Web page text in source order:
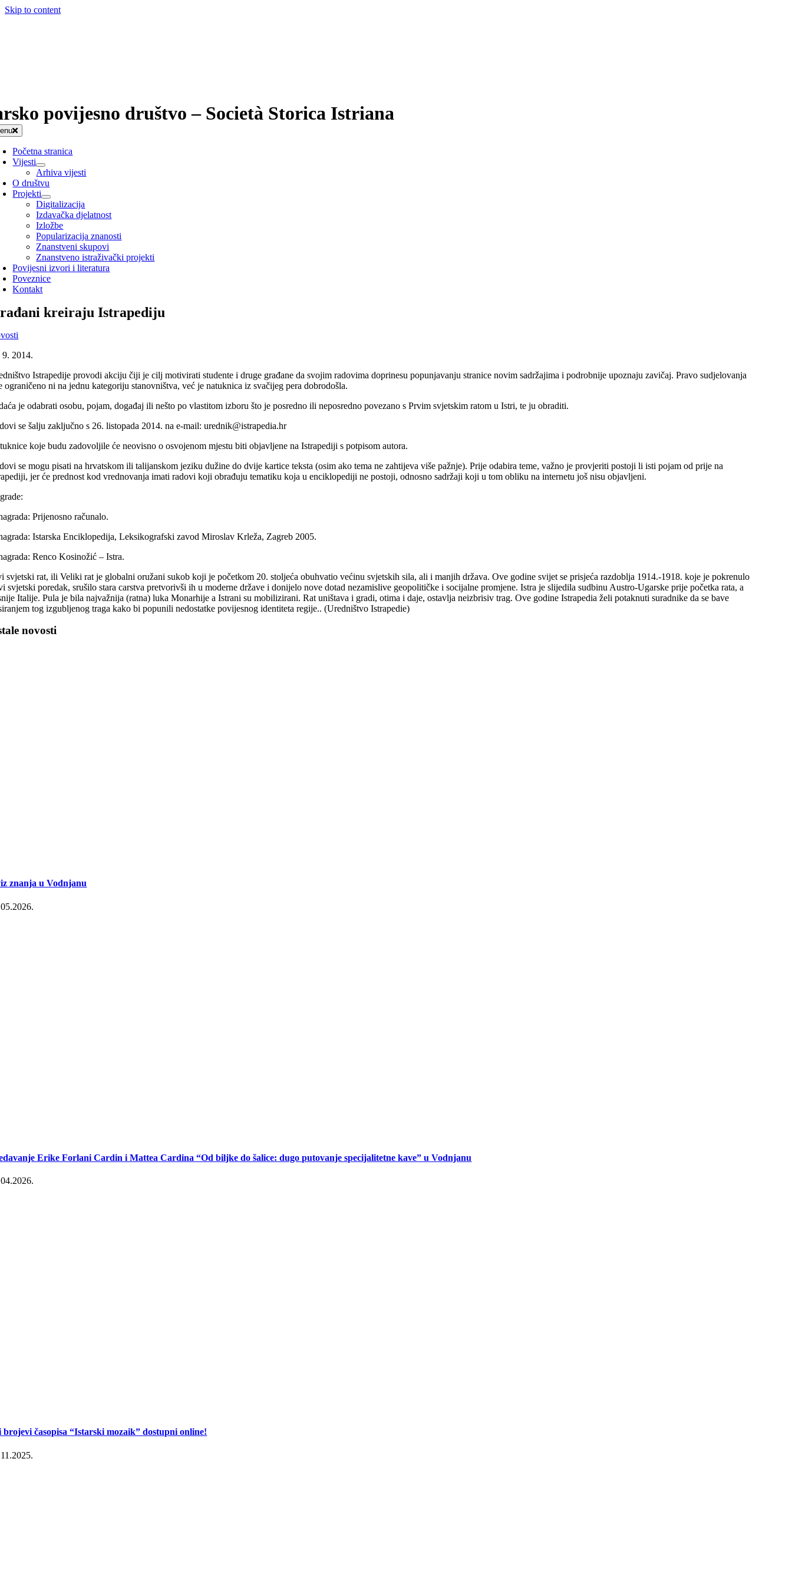
Skip to content
povijesno društvo – Società Storica Istriana
Početna stranica
Vijesti
Arhiva vijesti
O društvu
Projekti
Digitalizacija
Izdavačka djelatnost
Izložbe
Popularizacija znanosti
Znanstveni skupovi
Znanstveno istraživački projekti
Povijesni izvori i literatura
Poveznice
Kontakt
kreiraju Istrapediju
9. 2014.
Istrapedije provodi akciju čiji je cilj motivirati studente i druge građane da svojim radovima doprinesu popunjavanju stranice novim sadržajima i podrobnije upoznaju zavičaj. Pravo sudjelovanja
ograničeno ni na jednu kategoriju stanovništva, već je natuknica iz svačijeg pera dobrodošla.
je odabrati osobu, pojam, događaj ili nešto po vlastitom izboru što je posredno ili neposredno povezano s Prvim svjetskim ratom u Istri, te ju obraditi.
se šalju zaključno s 26. listopada 2014. na e-mail: urednik@istrapedia.hr
koje budu zadovoljile će neovisno o osvojenom mjestu biti objavljene na Istrapediji s potpisom autora.
se mogu pisati na hrvatskom ili talijanskom jeziku dužine do dvije kartice teksta (osim ako tema ne zahtijeva više pažnje). Prije odabira teme, važno je provjeriti postoji li isti pojam od prije na
jer će prednost kod vrednovanja imati radovi koji obrađuju tematiku koja u enciklopediji ne postoji, odnosno sadržaji koji u tom obliku na internetu još nisu objavljeni.
Prijenosno računalo.
Istarska Enciklopedija, Leksikografski zavod Miroslav Krleža, Zagreb 2005.
Renco Kosinožić – Istra.
svjetski rat, ili Veliki rat je globalni oružani sukob koji je početkom 20. stoljeća obuhvatio većinu svjetskih sila, ali i manjih država. Ove godine svijet se prisjeća razdoblja 1914.-1918. koje je pokrenulo
svjetski poredak, srušilo stara carstva pretvorivši ih u moderne države i donijelo nove dotad nezamislive geopolitičke i socijalne promjene. Istra je slijedila sudbinu Austro-Ugarske prije početka rata, a
Italije. Pula je bila najvažnija (ratna) luka Monarhije a Istrani su mobilizirani. Rat uništava i gradi, otima i daje, ostavlja neizbrisiv trag. Ove godine Istrapedia želi potaknuti suradnike da se bave
tog izgubljenog traga kako bi popunili nedostatke povijesnog identiteta regije.. (Uredništvo Istrapedie)
novosti
znanja u Vodnjanu
Erike Forlani Cardin i Mattea Cardina “Od biljke do šalice: dugo putovanje specijalitetne kave” u Vodnjanu
brojevi časopisa “Istarski mozaik” dostupni online!